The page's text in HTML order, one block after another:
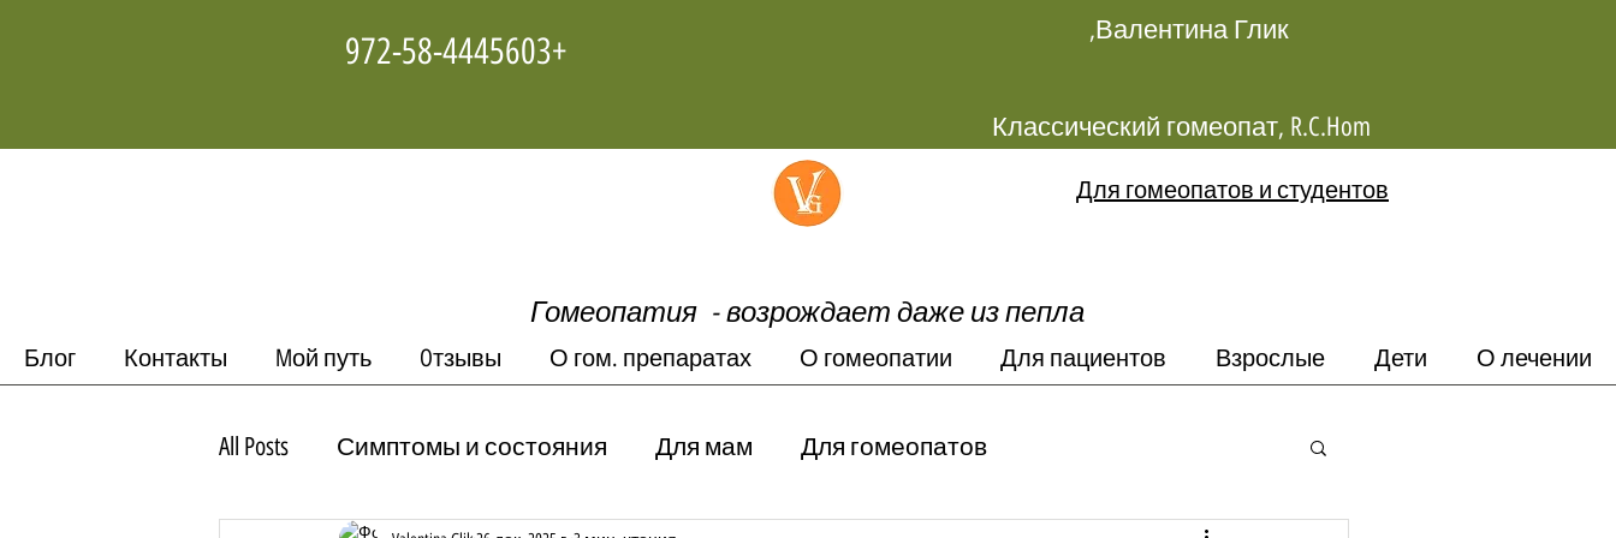
Валентина Глик,
+972-58-4445603
Для гомеопатов и студентов
Гомеопатия -возрождает даже из пепла
О лечении
Дети
Взрослые
Для пациентов
О гомеопатии
О гом. препаратах
Oтзывы
Mой путь
Контакты
Блог
All Posts Симптомы и состояния Для мам Для гомеопатов